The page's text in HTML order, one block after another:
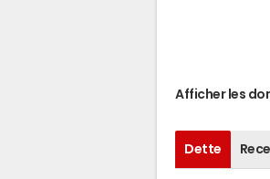
Afficher les
Dette